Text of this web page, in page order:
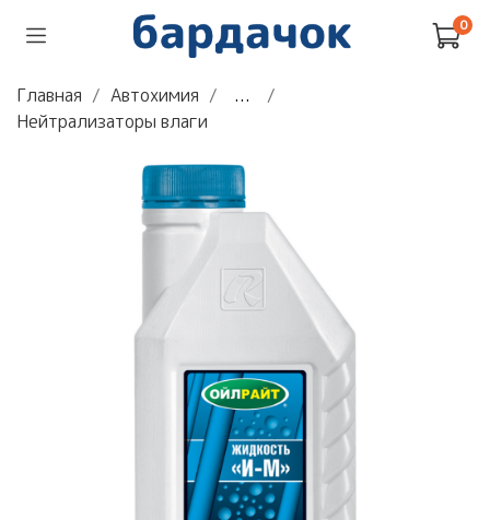
0
Главная Автохимия
...
Нейтрализаторы влаги